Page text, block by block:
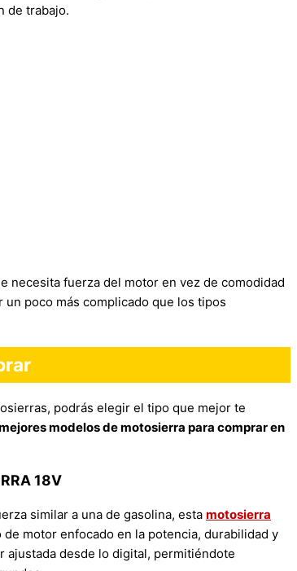
de trabajo.
necesita fuerza del motor en vez de comodidad
poco más complicado que los tipos
podrás elegir el tipo que mejor te
modelos de motosierra para comprar en
18V
similar a una de gasolina, esta motosierra
motor enfocado en la potencia, durabilidad y
ajustada desde lo digital, permitiéndote